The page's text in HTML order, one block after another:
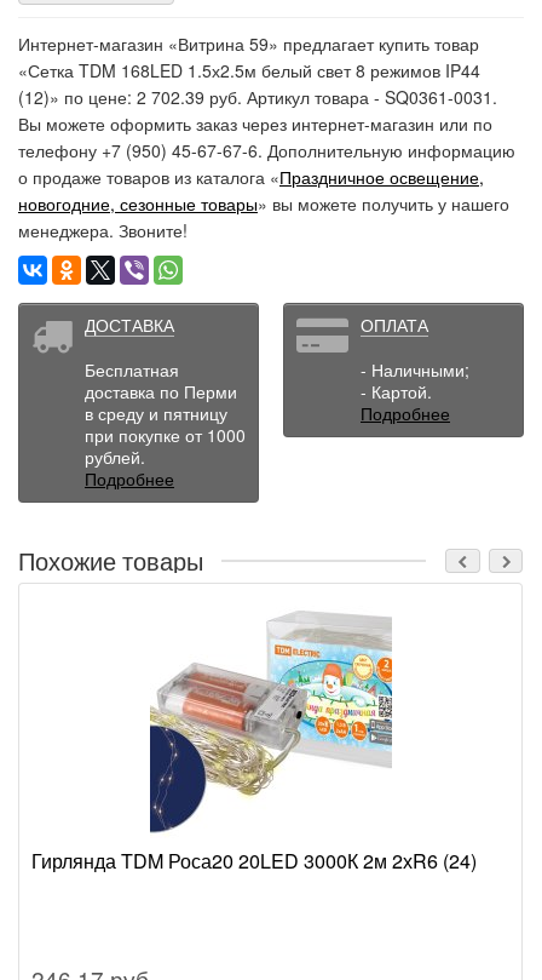
Интернет-магазин «Витрина 59» предлагает купить товар
«Сетка TDM 168LED 1.5х2.5м белый свет 8 режимов IP44
(12)» по цене: 2 702.39 руб. Артикул товара - SQ0361-0031.
Вы можете оформить заказ через интернет-магазин или по
телефону +7 (950) 45-67-67-6. Дополнительную информацию
о продаже товаров из каталога «Праздничное освещение,
новогодние, сезонные товары» вы можете получить у нашего
менеджера. Звоните!
ДОСТАВКА
Бесплатная
доставка по Перми
в среду и пятницу
при покупке от 1000
рублей.
Подробнее
ОПЛАТА
- Наличными;
- Картой.
Подробнее
Похожие товары
Гирлянда TDM Роса20 20LED 3000К 2м 2хR6 (24)